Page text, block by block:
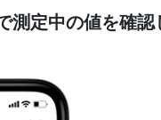
測定中の値を確